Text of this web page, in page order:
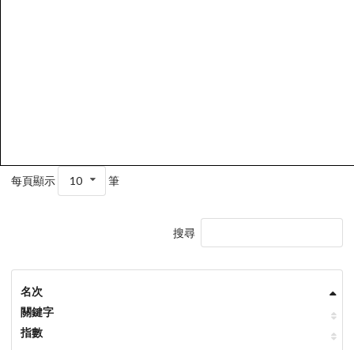
每頁顯示 10 筆
搜尋
名次
關鍵字
指數